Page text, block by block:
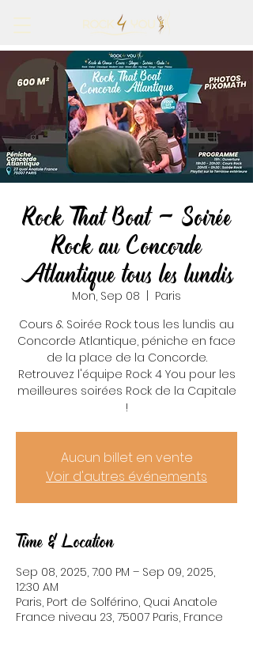
Rock That Boat - Soirée
Rock au Concorde
Atlantique tous les lundis
Mon, Sep 08
Paris
Cours & Soirée Rock tous les lundis au
Concorde Atlantique, péniche en face
de la place de la Concorde.
Retrouvez l'équipe Rock 4 You pour les
meilleures soirées Rock de la Capitale
!
Aucun billet en vente
Voir d'autres événements
Time & Location
Sep 08, 2025, 7:00 PM – Sep 09, 2025,
12:30 AM
Paris, Port de Solférino, Quai Anatole
France niveau 23, 75007 Paris, France